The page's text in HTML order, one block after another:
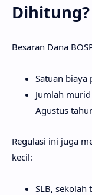
Dihitung?
Besaran Dana
Satuan biaya
Jumlah
Agustus
Regulasi ini juga
kecil:
SLB, sekolah